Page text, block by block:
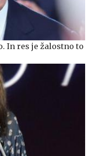
In res je žalostno to